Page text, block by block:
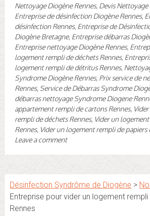
Nettoyage Diogène Rennes, Devis
Entreprise de désinfection Diogène Rennes,
désinfection Rennes, Entreprise de
Diogène Bretagne, Entreprise débarras
Entreprise nettoyage Diogène Rennes,
logement rempli de déchets Rennes,
logement rempli de détritus Rennes,
Syndrome Diogène Rennes, Prix service de
Rennes, Service de Débarras Syndrome
débarras nettoyage Syndrome Diogene
appartement rempli de cartons Rennes,
rempli de déchets Rennes, Vider un
Rennes, Vider un logement rempli de papiers
Leave a comment
Désinfection Syndrôme de Diogène >
Entreprise pour vider un logement
Rennes